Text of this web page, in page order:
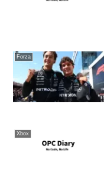
Forza
Xbox